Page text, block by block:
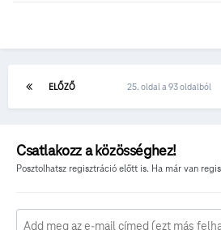
ELŐZŐ 25. oldal a 93 oldalból
Csatlakozz a közösséghez!
Posztolhatsz regisztráció előtt is. Ha már van